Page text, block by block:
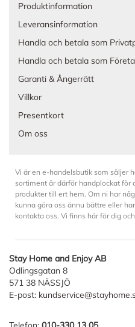
Produktinformation
Leveransinformation
Handla och betala som
Handla och betala som
Garanti & Ångerrätt
Villkor
Presentkort
Om oss
Vi är en e-handelsbutik som säljer
sortiment är därför handplockat för
produkter till ert hem. Om ni har
kunna göra oss ännu bättre eller
kontakta oss. Vi finns här för dig
Stay Home and Enjoy AB
Odlingsgatan 8
571 38 NÄSSJÖ
E-post: